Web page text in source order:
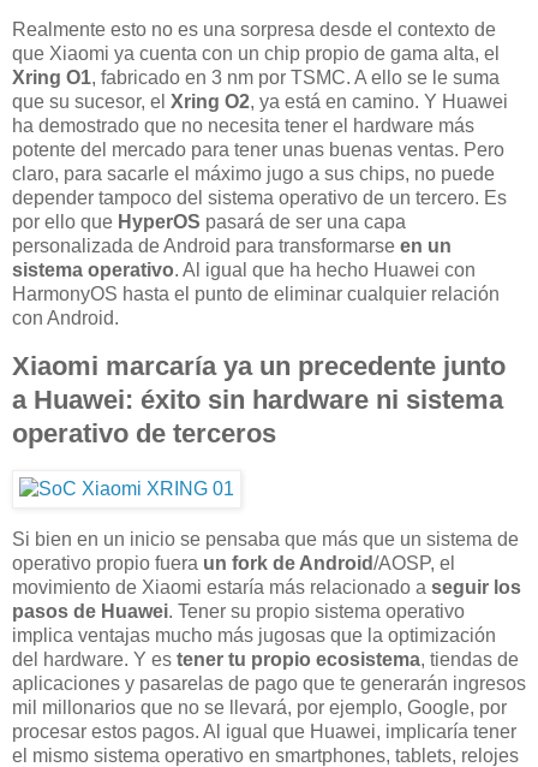
Realmente esto no es una sorpresa desde el contexto de
que Xiaomi ya cuenta con un chip propio de gama alta, el
Xring O1, fabricado en 3 nm por TSMC. A ello se le suma
que su sucesor, el Xring O2, ya está en camino. Y Huawei
ha demostrado que no necesita tener el hardware más
potente del mercado para tener unas buenas ventas. Pero
claro, para sacarle el máximo jugo a sus chips, no puede
depender tampoco del sistema operativo de un tercero. Es
por ello que HyperOS pasará de ser una capa
personalizada de Android para transformarse en un
sistema operativo. Al igual que ha hecho Huawei con
HarmonyOS hasta el punto de eliminar cualquier relación
con Android.
Xiaomi marcaría ya un precedente junto
a Huawei: éxito sin hardware ni sistema
operativo de terceros
Si bien en un inicio se pensaba que más que un sistema de
operativo propio fuera un fork de Android/AOSP, el
movimiento de Xiaomi estaría más relacionado a seguir los
pasos de Huawei. Tener su propio sistema operativo
implica ventajas mucho más jugosas que la optimización
del hardware. Y es tener tu propio ecosistema, tiendas de
aplicaciones y pasarelas de pago que te generarán ingresos
mil millonarios que no se llevará, por ejemplo, Google, por
procesar estos pagos. Al igual que Huawei, implicaría tener
el mismo sistema operativo en smartphones, tablets, relojes